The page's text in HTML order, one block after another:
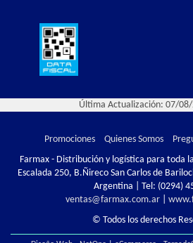
Última Actualización: 07/
Promociones Quienes Somos
Farmax - Distribución y logística para toda
Escalada 250, B.Ñireco San Carlos de
Argentina | Tel: (0294)
ventas@farmax.com.ar|
© Todos los derechos